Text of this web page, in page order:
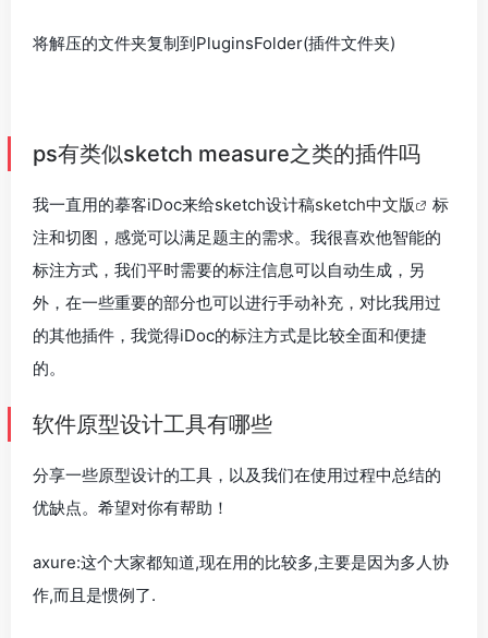
将解压的文件夹复制到PluginsFolder(插件文件夹)
ps有类似sketch measure之类的插件吗
我一直用的摹客iDoc来给sketch设计稿sketch中文版
标
注和切图，感觉可以满足题主的需求。我很喜欢他智能的
标注方式，我们平时需要的标注信息可以自动生成，另
外，在一些重要的部分也可以进行手动补充，对比我用过
的其他插件，我觉得iDoc的标注方式是比较全面和便捷
的。
软件原型设计工具有哪些
分享一些原型设计的工具，以及我们在使用过程中总结的
优缺点。希望对你有帮助！
axure:这个大家都知道,现在用的比较多,主要是因为多人协
作,而且是惯例了.